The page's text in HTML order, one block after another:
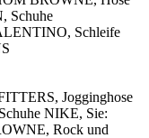
Schuhe
Schleife
Jogginghose
NIKE, Sie:
Rock und